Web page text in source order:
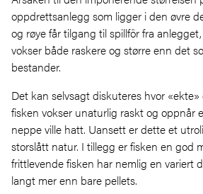
oppdrettsanlegg som ligger i den øvre
og røye får tilgang til spillfôr fra
vokser både raskere og større enn det
bestander.
Det kan selvsagt diskuteres hvor
fisken vokser unaturlig raskt og oppnår
neppe ville hatt. Uansett er dette et
storslått natur. I tillegg er fisken en god
frittlevende fisken har nemlig en variert
langt mer enn bare pellets.